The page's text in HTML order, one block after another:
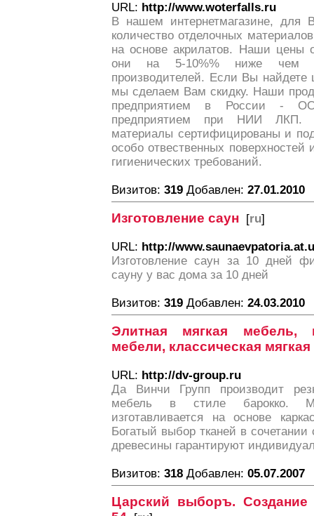
URL: http://www.woterfalls.ru
В нашем интернетмагазине, для
количество отделочных
на основе акрилатов. Наши цены
они на 5-10%% ниже чем в
производителей. Если Вы
мы сделаем Вам скидку. Наши
предприятием в России -
предприятием при НИИ ЛКП.
материалы сертифицированы и
особо отвественных поверхностей
гигиенических требований.
Визитов: 319 Добавлен: 27.01.2010
Изготовление саун [ru]
URL: http://
Изготовление саун за 10 дней
сауну у вас дома за 10 дней
Визитов: 319 Добавлен: 24.03.2010
Элитная мягкая мебель,
мебели, классическая
URL: http://dv-group.ru
Да Винчи Групп производит
мебель в стиле барокко.
изготавливается на основе
Богатый выбор тканей в
древесины гарантируют
Визитов: 318 Добавлен: 05.07.2007
Царский выборъ. Создание